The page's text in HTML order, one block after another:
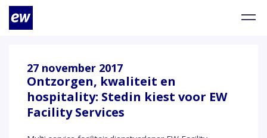
27 november 2017
Ontzorgen, kwaliteit en
hospitality: Stedin kiest voor EW
Facility Services